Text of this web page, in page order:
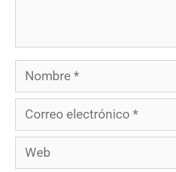
Nombre
Correo
electrónico
Web